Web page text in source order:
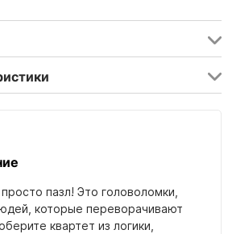
просто пазл! Это головоломки,
которые переворачивают
квартет из логики,